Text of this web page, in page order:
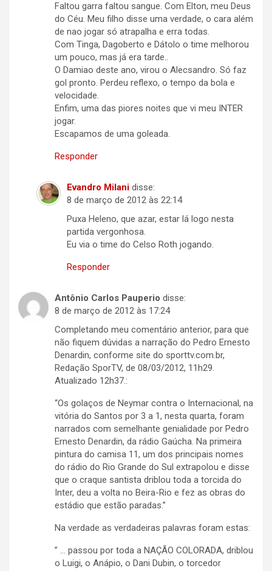
Faltou garra faltou sangue. Com Elton, meu Deus
do Céu. Meu filho disse uma verdade, o cara além
de nao jogar só atrapalha e erra todas.
Com Tinga, Dagoberto e Dátolo o time melhorou
um pouco, mas já era tarde..
O Damiao deste ano, virou o Alecsandro. Só faz
gol pronto. Perdeu reflexo, o tempo da bola e
velocidade.
Enfim, uma das piores noites que vi meu INTER
jogar.
Escapamos de uma goleada.
Responder
Evandro Milani disse:
8 de março de 2012 às 22:14
Puxa Heleno, que azar, estar lá logo nesta
partida vergonhosa.
Eu via o time do Celso Roth jogando.
Responder
Antônio Carlos Pauperio disse:
8 de março de 2012 às 17:24
Completando meu comentário anterior, para que
não fiquem dúvidas a narração do Pedro Ernesto
Denardin, conforme site do sporttv.com.br,
Redação SporTV, de 08/03/2012, 11h29.
Atualizado 12h37.:
“Os golaços de Neymar contra o Internacional, na
vitória do Santos por 3 a 1, nesta quarta, foram
narrados com semelhante genialidade por Pedro
Ernesto Denardin, da rádio Gaúcha. Na primeira
pintura do camisa 11, um dos principais nomes
do rádio do Rio Grande do Sul extrapolou e disse
que o craque santista driblou toda a torcida do
Inter, deu a volta no Beira-Rio e fez as obras do
estádio que estão paradas.”
Na verdade as verdadeiras palavras foram estas:
” … passou por toda a NAÇÃO COLORADA, driblou
o Luigi, o Anápio, o Dani Dubin, o torcedor